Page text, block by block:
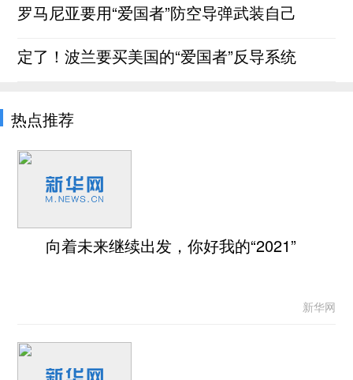
罗马尼亚要用“爱国者”防空导弹武装自己
定了！波兰要买美国的“爱国者”反导系统
热点推荐
向着未来继续出发，你好我的“2021”
新华网